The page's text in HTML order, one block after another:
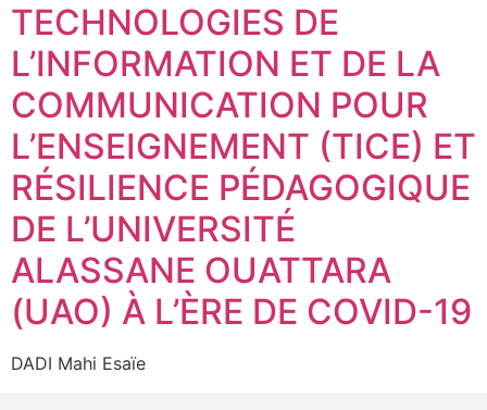
TECHNOLOGIES DE
L’INFORMATION ET DE LA
COMMUNICATION POUR
L’ENSEIGNEMENT (TICE) ET
RÉSILIENCE PÉDAGOGIQUE
DE L’UNIVERSITÉ
ALASSANE OUATTARA
(UAO) À L’ÈRE DE COVID-19
DADI Mahi Esaïe